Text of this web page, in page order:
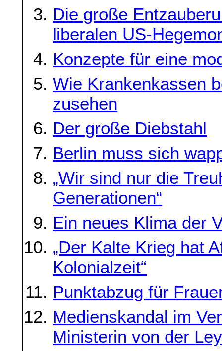
Die große
liberalen US-
Konzepte für eine
Wie Krankenkassen
zusehen
Der große Diebstahl
Berlin muss sich
„Wir sind nur die
Generationen“
Ein neues Klima der
„Der Kalte Krieg hat
Kolonialzeit“
Punktabzug für
Medienskandal im
Ministerin von der